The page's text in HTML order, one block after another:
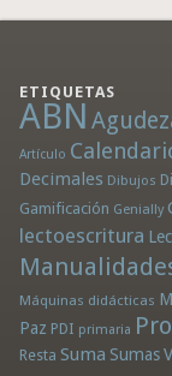
ETIQUETAS
ABN
Artículo
Decimales Dibujos
Gamificación Genially
lectoescritura
Máquinas didácticas
Paz PDI primaria
Resta Suma Sumas